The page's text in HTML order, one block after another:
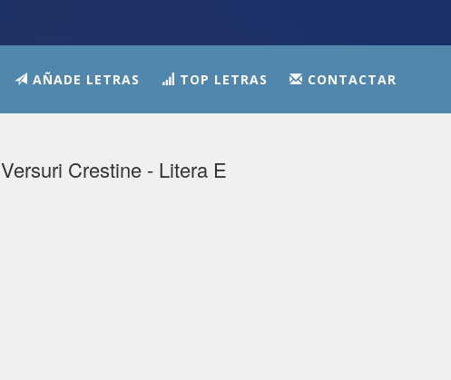
AÑADE LETRAS TOP LETRAS CONTACTAR
Versuri Crestine - Litera E